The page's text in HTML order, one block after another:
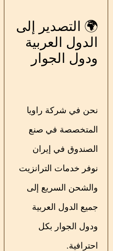
🌍 التصدير إلى
الدول العربية
ودول الجوار
نحن في شركة راویا
المتخصصة في صنع
الصندوق في إيران
نوفر خدمات الترانزيت
والشحن السريع إلى
جميع الدول العربية
ودول الجوار بكل
احترافية.